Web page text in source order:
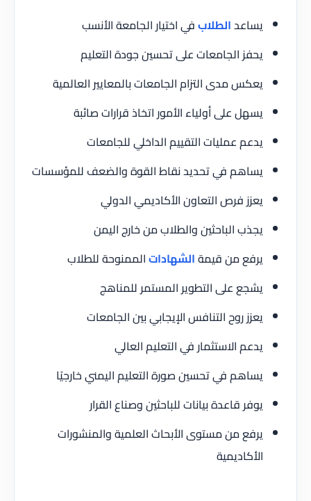
يساعدالطلابفي اختيار الجامعة الأنسب
يحفز الجامعات على تحسين جودة التعليم
يعكس مدى التزام الجامعات بالمعايير العالمية
يسهل على أولياء الأمور اتخاذ قرارات صائبة
يدعم عمليات التقييم الداخلي للجامعات
يساهم في تحديد نقاط القوة والضعف للمؤسسات
يعزز فرص التعاون الأكاديمي الدولي
يجذب الباحثين والطلاب من خارج اليمن
يرفع من قيمةالشهاداتالممنوحة للطلاب
يشجع على التطوير المستمر للمناهج
يعزز روح التنافس الإيجابي بين الجامعات
يدعم الاستثمار في التعليم العالي
يساهم في تحسين صورة التعليم اليمني خارجيًا
يوفر قاعدة بيانات للباحثين وصناع القرار
يرفع من مستوى الأبحاث العلمية والمنشورات
الأكاديمية